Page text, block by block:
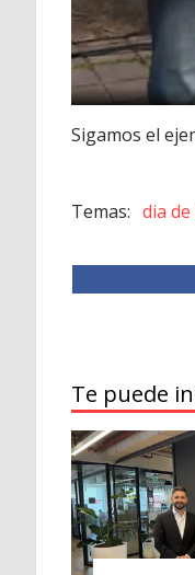
Sigamos el
dia
Te puede